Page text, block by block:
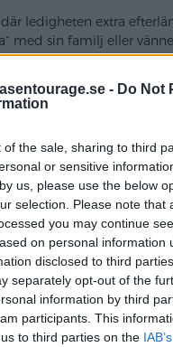
- Do Not
of the sale, sharing to third
or sensitive
us, please use the below
selection. Please note that
you may continue
on personal information
disclosed to third
separately opt-out of the
information by third
participants. This
to third parties on the
ledigheten extra
med sin familj eller
va.
på Bellevue
kl. 05:54
också sin njuting,
som ska göras! Sedan
i den där härliga
bara vara…